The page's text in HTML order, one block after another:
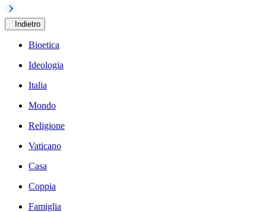
Indietro
Bioetica
Ideologia
Italia
Mondo
Religione
Vaticano
Casa
Coppia
Famiglia